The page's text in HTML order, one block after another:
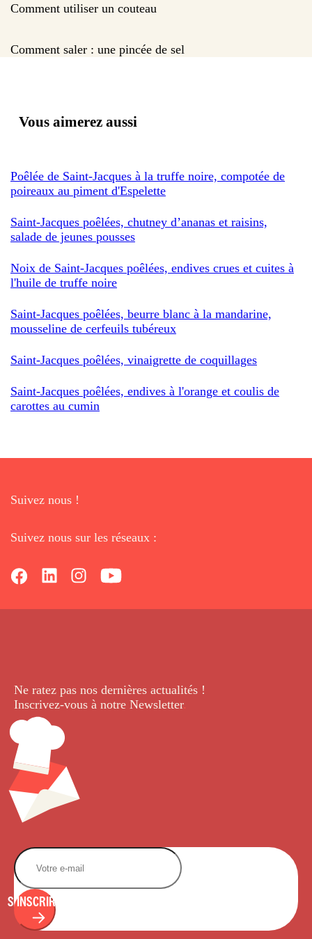
Comment utiliser un couteau
Comment saler : une pincée de sel
Vous aimerez aussi
Poêlée de Saint-Jacques à la truffe noire, compotée de
poireaux au piment d'Espelette
Saint-Jacques poêlées, chutney d’ananas et raisins,
salade de jeunes pousses
Noix de Saint-Jacques poêlées, endives crues et cuites à
l'huile de truffe noire
Saint-Jacques poêlées, beurre blanc à la mandarine,
mousseline de cerfeuils tubéreux
Saint-Jacques poêlées, vinaigrette de coquillages
Saint-Jacques poêlées, endives à l'orange et coulis de
carottes au cumin
Suivez nous !
Suivez nous sur les réseaux :
Ne ratez pas nos dernières actualités !
Inscrivez-vous à notre Newsletter.
S'INSCRIRE